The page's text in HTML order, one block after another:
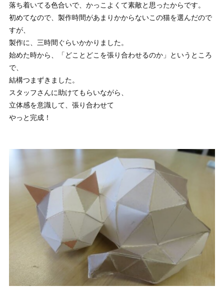
落ち着いてる色合いで、かっこよくて素敵と思ったからです。
初めてなので、製作時間があまりかからないこの猫を選んだので
すが、
製作に、三時間ぐらいかかりました。
始めた時から、「どことどこを張り合わせるのか」というところ
で、
結構つまずきました。
スタッフさんに助けてもらいながら、
立体感を意識して、張り合わせて
やっと完成！